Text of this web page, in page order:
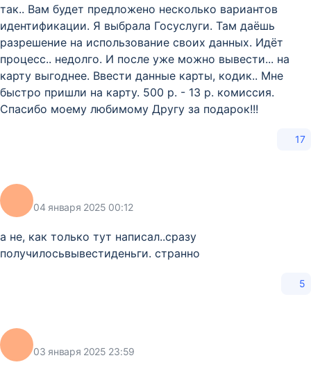
так.. Вам будет предложено несколько вариантов
идентификации. Я выбрала Госуслуги. Там даёшь
разрешение на использование своих данных. Идёт
процесс.. недолго. И после уже можно вывести... на
карту выгоднее. Ввести данные карты, кодик.. Мне
быстро пришли на карту. 500 р. - 13 р. комиссия.
Спасибо моему любимому Другу за подарок!!!
17
04 января 2025 00:12
а не, как только тут написал..сразу
получилосьвывестиденьги. странно
5
03 января 2025 23:59